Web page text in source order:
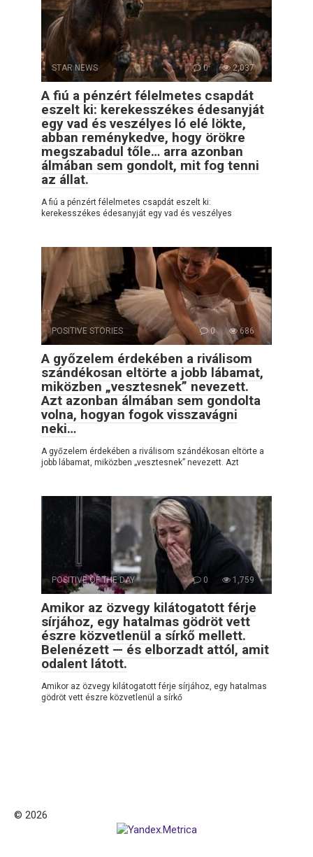
STAR NEWS 0 2,037
A fiú a pénzért félelmetes csapdát
eszelt ki: kerekesszékes édesanyját
egy vad és veszélyes ló elé lökte,
abban reménykedve, hogy örökre
megszabadul tőle… arra azonban
álmában sem gondolt, mit fog tenni
az állat.
A fiú a pénzért félelmetes csapdát eszelt ki:
kerekesszékes édesanyját egy vad és veszélyes
POSITIVE STORIES 0 686
A győzelem érdekében a riválisom
szándékosan eltörte a jobb lábamat,
miközben „vesztesnek” nevezett.
Azt azonban álmában sem gondolta
volna, hogyan fogok visszavágni
neki…
A győzelem érdekében a riválisom szándékosan eltörte a
jobb lábamat, miközben „vesztesnek” nevezett. Azt
POSITIVE OF THE DAY 0 1,759
Amikor az özvegy kilátogatott férje
sírjához, egy hatalmas gödröt vett
észre közvetlenül a sírkő mellett.
Belenézett — és elborzadt attól, amit
odalent látott.
Amikor az özvegy kilátogatott férje sírjához, egy hatalmas
gödröt vett észre közvetlenül a sírkő
© 2026